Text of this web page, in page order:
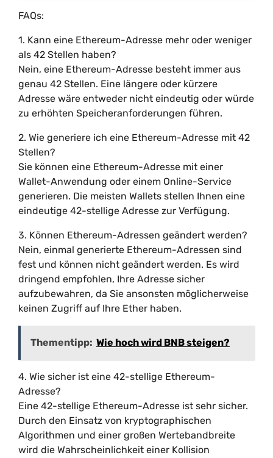
FAQs:
1. Kann eine Ethereum-Adresse mehr oder weniger
als 42 Stellen haben?
Nein, eine Ethereum-Adresse besteht immer aus
genau 42 Stellen. Eine längere oder kürzere
Adresse wäre entweder nicht eindeutig oder würde
zu erhöhten Speicheranforderungen führen.
2. Wie generiere ich eine Ethereum-Adresse mit 42
Stellen?
Sie können eine Ethereum-Adresse mit einer
Wallet-Anwendung oder einem Online-Service
generieren. Die meisten Wallets stellen Ihnen eine
eindeutige 42-stellige Adresse zur Verfügung.
3. Können Ethereum-Adressen geändert werden?
Nein, einmal generierte Ethereum-Adressen sind
fest und können nicht geändert werden. Es wird
dringend empfohlen, Ihre Adresse sicher
aufzubewahren, da Sie ansonsten möglicherweise
keinen Zugriff auf Ihre Ether haben.
Thementipp: Wie hoch wird BNB steigen?
4. Wie sicher ist eine 42-stellige Ethereum-
Adresse?
Eine 42-stellige Ethereum-Adresse ist sehr sicher.
Durch den Einsatz von kryptographischen
Algorithmen und einer großen Wertebandbreite
wird die Wahrscheinlichkeit einer Kollision